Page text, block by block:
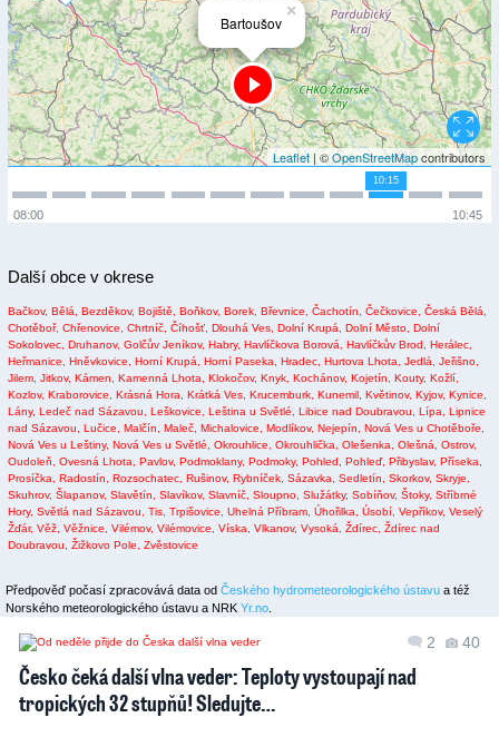
×
Bartoušov
Leaflet | ©OpenStreetMapcontributors
10:15
10:45
08:00
Další obce v okrese
Bačkov, Bělá, Bezděkov, Bojiště, Boňkov, Borek, Břevnice, Čachotín, Čečkovice, Česká Bělá,
Chotěboř, Chřenovice, Chrtníč, Číhošť, Dlouhá Ves, Dolní Krupá, Dolní Město, Dolní
Sokolovec, Druhanov, Golčův Jeníkov, Habry, Havlíčkova Borová, Havlíčkův Brod, Herálec,
Heřmanice, Hněvkovice, Horní Krupá, Horní Paseka, Hradec, Hurtova Lhota, Jedlá, Jeřišno,
Jilem, Jitkov, Kámen, Kamenná Lhota, Klokočov, Knyk, Kochánov, Kojetín, Kouty, Kožlí,
Kozlov, Kraborovice, Krásná Hora, Krátká Ves, Krucemburk, Kunemil, Květinov, Kyjov, Kynice,
Lány, Ledeč nad Sázavou, Leškovice, Leština u Světlé, Libice nad Doubravou, Lípa, Lipnice
nad Sázavou, Lučice, Malčín, Maleč, Michalovice, Modlíkov, Nejepín, Nová Ves u Chotěboře,
Nová Ves u Leštiny, Nová Ves u Světlé, Okrouhlice, Okrouhlička, Olešenka, Olešná, Ostrov,
Oudoleň, Ovesná Lhota, Pavlov, Podmoklany, Podmoky, Pohled, Pohleď, Přibyslav, Příseka,
Prosíčka, Radostín, Rozsochatec, Rušinov, Rybníček, Sázavka, Sedletín, Skorkov, Skryje,
Skuhrov, Šlapanov, Slavětín, Slavíkov, Slavníč, Sloupno, Služátky, Sobíňov, Štoky, Stříbrné
Hory, Světlá nad Sázavou, Tis, Trpišovice, Uhelná Příbram, Úhořilka, Úsobí, Vepříkov, Veselý
Žďár, Věž, Věžnice, Vilémov, Vilémovice, Víska, Vlkanov, Vysoká, Ždírec, Ždírec nad
Doubravou, Žižkovo Pole, Zvěstovice
Předpověď počasí zpracovává data od Českého hydrometeorologického ústavu a též
Norského meteorologického ústavu a NRK Yr.no.
2 40
Česko čeká další vlna veder: Teploty vystoupají nad
tropických 32 stupňů! Sledujte…